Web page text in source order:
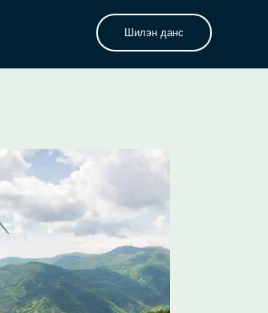
Шилэн данс